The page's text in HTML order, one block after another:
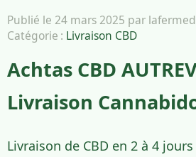
Publié le 24 mars 2025 par
Catégorie : Livraison CBD
Achtas CBD
Livraison
Livraison de CBD en 2 à 4